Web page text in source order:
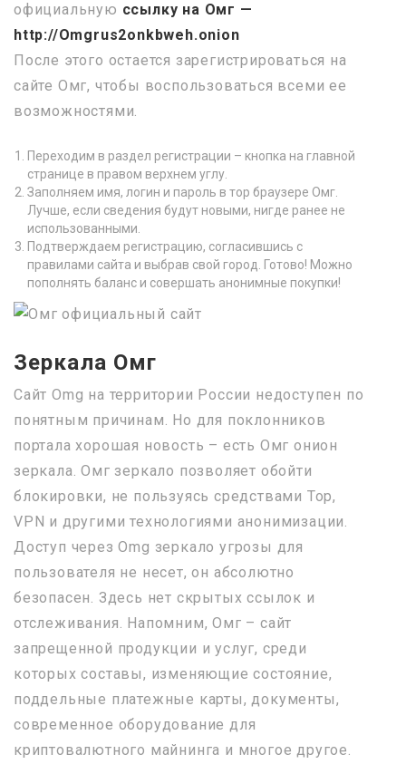
официальную ссылку на Омг —
http://Omgrus2onkbweh.onion
После этого остается зарегистрироваться на
сайте Омг, чтобы воспользоваться всеми ее
возможностями.
Переходим в раздел регистрации – кнопка на главной
странице в правом верхнем углу.
Заполняем имя, логин и пароль в тор браузере Омг.
Лучше, если сведения будут новыми, нигде ранее не
использованными.
Подтверждаем регистрацию, согласившись с
правилами сайта и выбрав свой город. Готово! Можно
пополнять баланс и совершать анонимные покупки!
Зеркала Омг
Сайт Omg на территории России недоступен по
понятным причинам. Но для поклонников
портала хорошая новость – есть Омг онион
зеркала. Омг зеркало позволяет обойти
блокировки, не пользуясь средствами Тор,
VPN и другими технологиями анонимизации.
Доступ через Omg зеркало угрозы для
пользователя не несет, он абсолютно
безопасен. Здесь нет скрытых ссылок и
отслеживания. Напомним, Омг – сайт
запрещенной продукции и услуг, среди
которых составы, изменяющие состояние,
поддельные платежные карты, документы,
современное оборудование для
криптовалютного майнинга и многое другое.